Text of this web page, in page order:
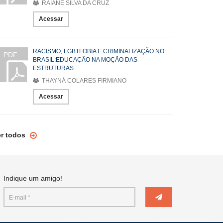
RAIANE SILVA DA CRUZ
Acessar
PDF
RACISMO, LGBTFOBIA E CRIMINALIZAÇÃO NO
BRASIL:EDUCAÇÃO NA MOÇÃO DAS
ESTRUTURAS
THAYNÁ COLARES FIRMIANO
Acessar
todos
Indique um amigo!